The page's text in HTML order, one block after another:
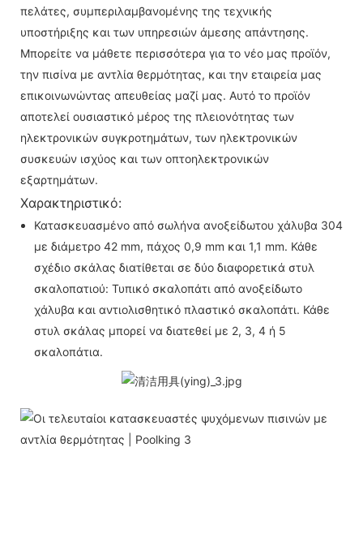
πελάτες, συμπεριλαμβανομένης της τεχνικής
υποστήριξης και των υπηρεσιών άμεσης απάντησης.
Μπορείτε να μάθετε περισσότερα για το νέο μας προϊόν,
την πισίνα με αντλία θερμότητας, και την εταιρεία μας
επικοινωνώντας απευθείας μαζί μας. Αυτό το προϊόν
αποτελεί ουσιαστικό μέρος της πλειονότητας των
ηλεκτρονικών συγκροτημάτων, των ηλεκτρονικών
συσκευών ισχύος και των οπτοηλεκτρονικών
εξαρτημάτων.
Χαρακτηριστικό:
Κατασκευασμένο από σωλήνα ανοξείδωτου χάλυβα 304
με διάμετρο 42 mm, πάχος 0,9 mm και 1,1 mm. Κάθε
σχέδιο σκάλας διατίθεται σε δύο διαφορετικά στυλ
σκαλοπατιού: Τυπικό σκαλοπάτι από ανοξείδωτο
χάλυβα και αντιολισθητικό πλαστικό σκαλοπάτι. Κάθε
στυλ σκάλας μπορεί να διατεθεί με 2, 3, 4 ή 5
σκαλοπάτια.